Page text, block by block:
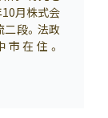
10月株式会
二段。法政
在住。